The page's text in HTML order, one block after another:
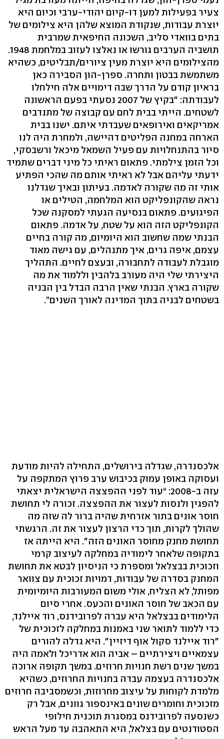
צעיר בפעילות למען דו-קיום יהודי-ערבי וכיום היא
יוצרת עבודות, שנקודת המוצא שלהן היא צילומים של
בתים בוואדי סליב, השכונה החיפאית שמרבית
תושביה הערבים גורשו או נאלצו לעזוב במלחמת 1948.
מהצילומים היא יוצרת מעין ציורים/תבליטים, כשהיא
משתמשת בבטון ותחרה. ספרן-הון הסבירה כאן
בראיון קודם על הדרך שבה דימויים אלה חילחלו
לעבודתה: "בקיץ של 2007 נסעתי בפעם הראשונה
לשטחים. הייתי בבית לחם עם קבוצה של מתנדבים
אמריקאים ואירופאים שעבדתי איתם. ישנו בבית
הארחה במחנה הפליטים דהיישה, ולמחרת היה לנו
סיור בהתנחלויות עם פעיל השמאל מיכאל ורשבסקי,
וכל הזמן צילמתי. פתאום ראיתי כל מיני דברים שתמיד
ידעתי עליהם אבל לא ראיתי אותם מה שהכי הפתיע
אותי זה מה שקורה לאדמה. בעיתון ובאיך שגדלנו
נראה שהקונפליקט הוא המלחמה, הטילים או
הפיגועים. פתאום בנסיעה הגעתי למסקנה שכל
הקונפליקט הזה הוא על שטח, על אדמה. פתאום
הבנתי שמה שחשוב הוא היומיום, מה קורה בחיים
עצמם, איפה גרים, איך מתנהלים, עם גישה מאוד
מוגבלת לעבודה לתחבורה, ובעצם לחיים. התהליך
היצירתי שלי היה מעורב בלהבין וללמוד את מה
שקורה בארץ. הבנתי שאין הרבה הבדל בין הבניה
בשטחים לבניה בתוך המדינה לאורך השנים”.
אלכסנדרה, שגדלה בירושלים, התחילה להיות מודעת
ועסוקה באופן עמוק בכיבוש ערב פרוץ המתקפה על
עזה ב-2008: “עוד לפני ההפצצה הישראלית יצאתי
להפגין ולנסות לעצור את ההפצצה. זכורה לי תחושת
חוסר אונים בתור אזרחית שהיה ברור לה שזה מה
שהולך לקרות, תוך כדי הרצון לעצור את זה. הרגשתי
תחושת מחנק מחוסר האונים הזה". היא הייתה אז
בתקופה שלאחר לימודיה במחלקה לעיצוב קרמי
וזכוכית בבצלאל ומספרת כי הניסיון לבטא את תחושת
המחנק בסדרה של עבודות, דמויות זכוכית עם צוואר
מפותל, לא הצליח, אולי משום המעורבות היומיומית
עם הכאב של חוסר האונים והכעס. אחרי סיום
הלימודים בבצלאל היא עברה לפרובידנס, רוד איילנד,
כדי ללמוד לתואר שני באמנות במחלקה לזכוכית של
"רוד איילנד סקול אוף דיזיין". היא גדלה להורים
עצמאיים ויצירתיים – אביה הוא אדריכל ולאמה היה
במשך שנים רשת חנויות חרוזים. במשך תקופה ארוכה
אלכסנדרה בעצמה עבדה בחנויות החרוזים, כשהיא
מלמדת לקוחות על עיצוב מחרוזות, וכשמסביבה חרוזים
מזכוכית וחומרים שונים באינספור גוונים, אבל רק
כשנסעה לפרובידנס במסגרת תוכנית חילופי
הסטודנטים עם בצלאל, היא התאהבה עד מעל הראש